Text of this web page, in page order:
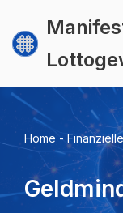
Zum
springen
Home -